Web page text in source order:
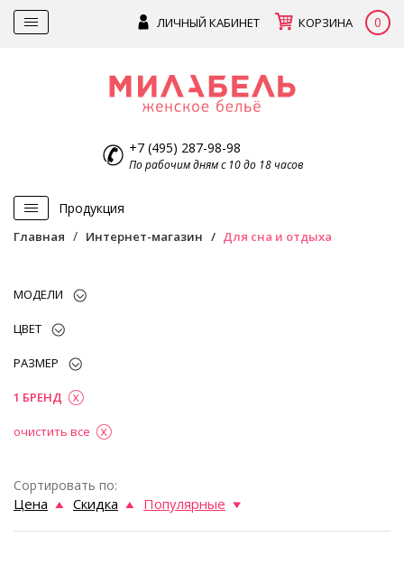
ЛИЧНЫЙ КАБИНЕТ КОРЗИНА 0
+7 (495) 287-98-98
По рабочим дням с 10 до 18 часов
Продукция
Главная Интернет-магазин Для сна и отдыха
МОДЕЛИ
ЦВЕТ
РАЗМЕР
1 БРЕНД
очистить все
Сортировать по:
Цена Скидка Популярные